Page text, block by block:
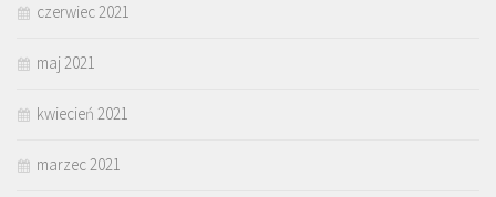
czerwiec 2021
maj 2021
kwiecień 2021
marzec 2021